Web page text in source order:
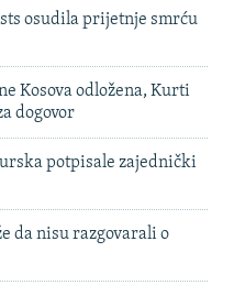
osudila prijetnje smrću
Kosova odložena, Kurti
dogovor
potpisale zajednički
da nisu razgovarali o